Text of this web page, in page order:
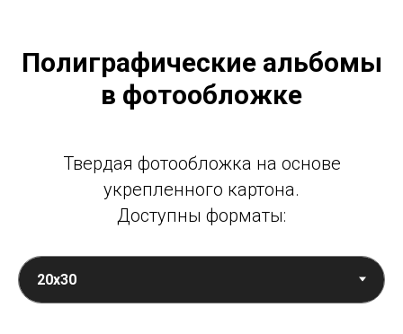
Полиграфические альбомы
в фотообложке
Твердая фотообложка на основе
укрепленного картона.
Доступны форматы: